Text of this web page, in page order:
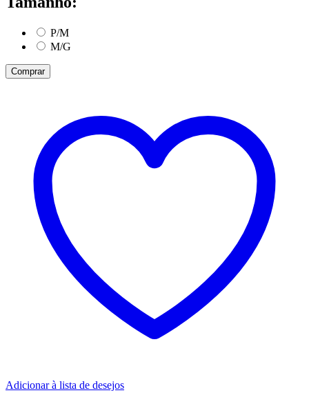
P/M
M/G
Comprar
Adicionar à lista de desejos